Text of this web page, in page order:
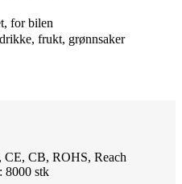
for bilen
frukt, grønnsaker
CE, CB, ROHS, Reach
8000 stk